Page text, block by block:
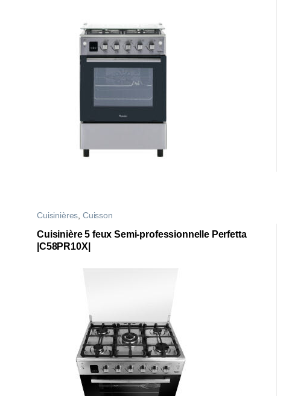
Cuisinières Cuisson
Cuisinière 5 feux Semi-professionnelle Perfetta
|C58PR10X|